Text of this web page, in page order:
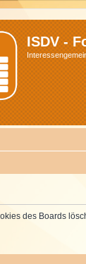
ISDV -
des Boards